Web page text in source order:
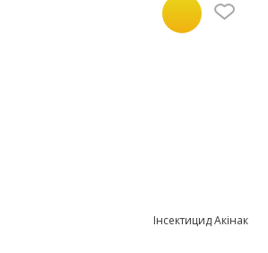
Інсектицид Акінак